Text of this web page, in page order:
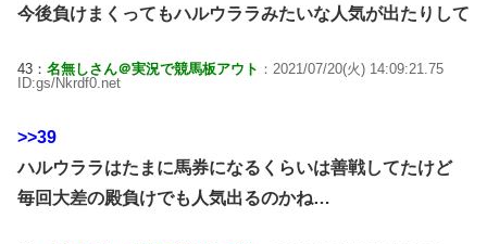
今後負けまくってもハルウララみたいな人気が出たりして
43： 名無しさん＠実況で競馬板アウト ：2021/07/20(火) 14:09:21.75
ID:gs/Nkrdf0.net
>>39
ハルウララはたまに馬券になるくらいは善戦してたけど
毎回大差の殿負けでも人気出るのかね…